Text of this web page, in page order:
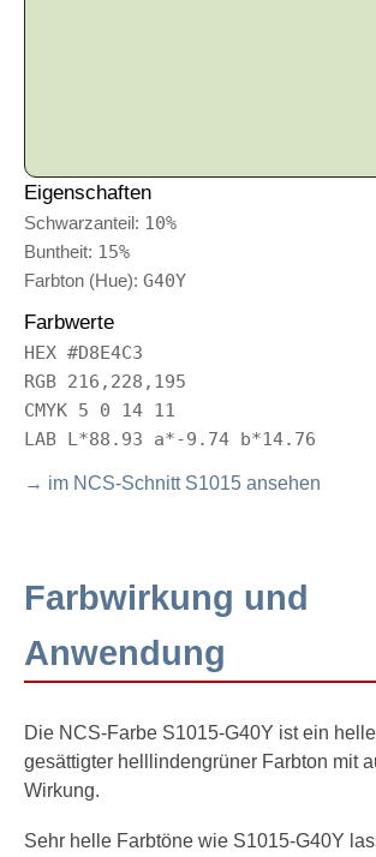
Eigenschaften
Schwarzanteil: 10%
Buntheit: 15%
Farbton (Hue): G40Y
Farbwerte
HEX #D8E4C3
RGB 216,228,195
CMYK 5 0 14 11
LAB L*88.93 a*-9.74 b*14.76
→ im NCS-Schnitt S1015 ansehen
Farbwirkung und
Anwendung
Die NCS-Farbe S1015-G40Y ist ein
gesättigter helllindengrüner Farbton mit
Wirkung.
Sehr helle Farbtöne wie S1015-G40Y